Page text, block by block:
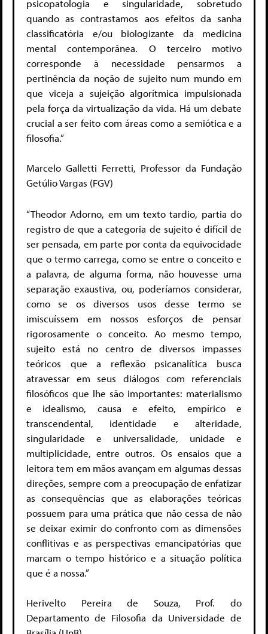
psicopatologia e singularidade, sobretudo
quando as contrastamos aos efeitos da sanha
classificatória e/ou biologizante da medicina
mental contemporânea. O terceiro motivo
corresponde à necessidade pensarmos a
pertinência da noção de sujeito num mundo em
que viceja a sujeição algorítmica impulsionada
pela força da virtualização da vida. Há um debate
crucial a ser feito com áreas como a semiótica e a
filosofia.”
Marcelo Galletti Ferretti, Professor da Fundação
Getúlio Vargas (FGV)
“Theodor Adorno, em um texto tardio, partia do
registro de que a categoria de sujeito é difícil de
ser pensada, em parte por conta da equivocidade
que o termo carrega, como se entre o conceito e
a palavra, de alguma forma, não houvesse uma
separação exaustiva, ou, poderíamos considerar,
como se os diversos usos desse termo se
imiscuíssem em nossos esforços de pensar
rigorosamente o conceito. Ao mesmo tempo,
sujeito está no centro de diversos impasses
teóricos que a reflexão psicanalítica busca
atravessar em seus diálogos com referenciais
filosóficos que lhe são importantes: materialismo
e idealismo, causa e efeito, empírico e
transcendental, identidade e alteridade,
singularidade e universalidade, unidade e
multiplicidade, entre outros. Os ensaios que a
leitora tem em mãos avançam em algumas dessas
direções, sempre com a preocupação de enfatizar
as consequências que as elaborações teóricas
possuem para uma prática que não cessa de não
se deixar eximir do confronto com as dimensões
conflitivas e as perspectivas emancipatórias que
marcam o tempo histórico e a situação política
que é a nossa.”
Herivelto Pereira de Souza, Prof. do
Departamento de Filosofia da Universidade de